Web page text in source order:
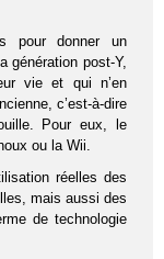
pour donner un
génération post-Y,
vie et qui n’en
c’est-à-dire
Pour eux, le
ou la Wii.
réelles des
mais aussi des
de technologie